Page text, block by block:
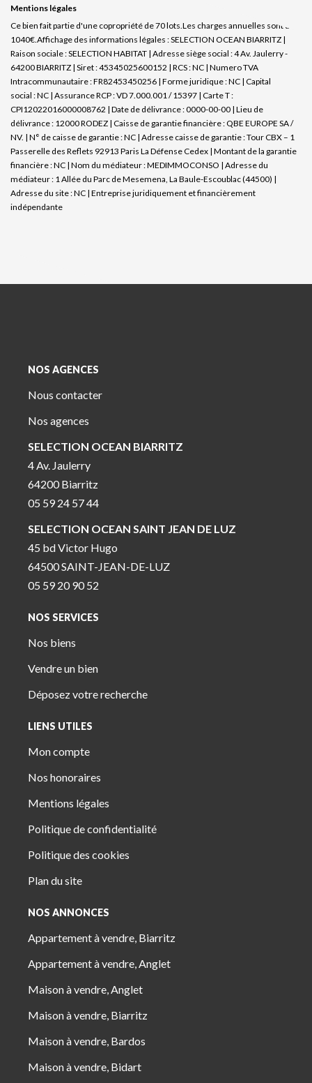
Mentions légales
Ce bien fait partie d'une copropriété de 70 lots.Les charges annuelles sont de
1040€. Affichage des informations légales : SELECTION OCEAN BIARRITZ |
Raison sociale : SELECTION HABITAT | Adresse siège social : 4 Av. Jaulerry -
64200 BIARRITZ | Siret : 45345025600152 | RCS : NC | Numero TVA
Intracommunautaire : FR82453450256 | Forme juridique : NC | Capital
social : NC | Assurance RCP : VD 7.000.001 / 15397 | Carte T :
CPI12022016000008762 | Date de délivrance : 0000-00-00 | Lieu de
délivrance : 12000 RODEZ | Caisse de garantie financière : QBE EUROPE SA /
NV. | N° de caisse de garantie : NC | Adresse caisse de garantie : Tour CBX – 1
Passerelle des Reflets 92913 Paris La Défense Cedex | Montant de la garantie
financière : NC | Nom du médiateur : MEDIMMOCONSO | Adresse du
médiateur : 1 Allée du Parc de Mesemena, La Baule-Escoublac (44500) |
Adresse du site : NC | Entreprise juridiquement et financièrement
indépendante
NOS AGENCES
Nous contacter
Nos agences
SELECTION OCEAN BIARRITZ
4 Av. Jaulerry
64200 Biarritz
05 59 24 57 44
SELECTION OCEAN SAINT JEAN DE LUZ
45 bd Victor Hugo
64500 SAINT-JEAN-DE-LUZ
05 59 20 90 52
NOS SERVICES
Nos biens
Vendre un bien
Déposez votre recherche
LIENS UTILES
Mon compte
Nos honoraires
Mentions légales
Politique de confidentialité
Politique des cookies
Plan du site
NOS ANNONCES
Appartement à vendre, Biarritz
Appartement à vendre, Anglet
Maison à vendre, Anglet
Maison à vendre, Biarritz
Maison à vendre, Bardos
Maison à vendre, Bidart